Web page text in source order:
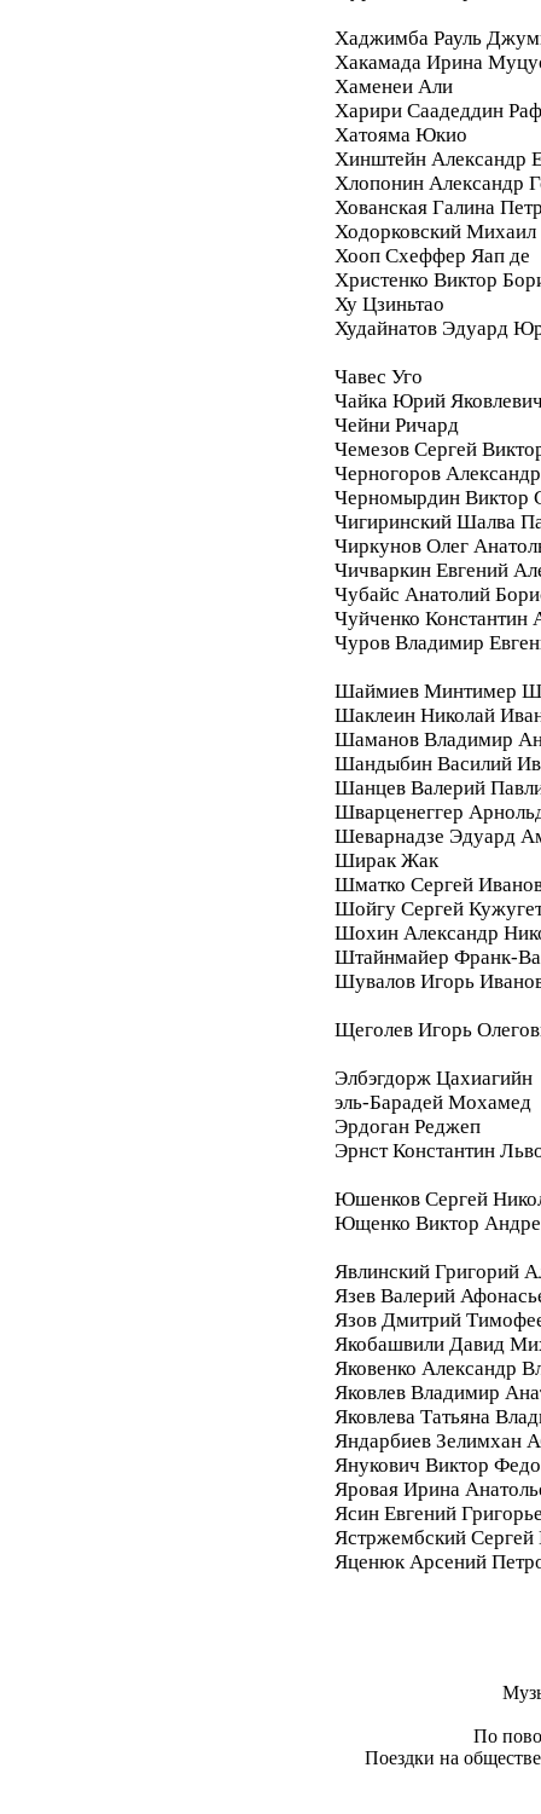
Хаджимба Рауль
Хакамада Ирина
Хаменеи Али
Харири Саадеддин
Хатояма Юкио
Хинштейн Александр
Хлопонин Александр
Хованская Галина
Ходорковский Михаил
Хооп Схеффер Яап де
Христенко Виктор
Ху Цзиньтао
Худайнатов Эдуард
Чавес Уго
Чайка Юрий
Чейни Ричард
Чемезов Сергей
Черногоров
Черномырдин Виктор
Чигиринский Шалва
Чиркунов Олег
Чичваркин Евгений
Чубайс Анатолий
Чуйченко Константин
Чуров Владимир
Шаймиев Минтимер
Шаклеин Николай
Шаманов Владимир
Шандыбин Василий
Шанцев Валерий
Шварценеггер
Шеварнадзе Эдуард
Ширак Жак
Шматко Сергей
Шойгу Сергей
Шохин Александр
Штайнмайер Франк-
Шувалов Игорь
Щеголев Игорь
Элбэгдорж Цахиагийн
эль-Барадей Мохамед
Эрдоган Реджеп
Эрнст Константин
Юшенков Сергей
Ющенко Виктор
Явлинский Григорий
Язев Валерий
Язов Дмитрий
Якобашвили Давид
Яковенко Александр
Яковлев Владимир
Яковлева Татьяна
Яндарбиев Зелимхан
Янукович Виктор
Яровая Ирина
Ясин Евгений
Ястржембский
Яценюк Арсений
По
Поездки на